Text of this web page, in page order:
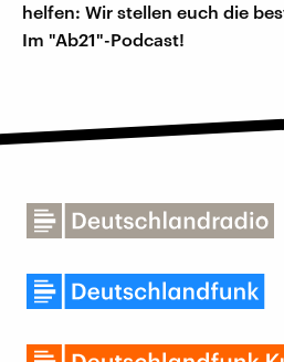
helfen: Wir stellen euch die
Im "Ab21"-Podcast!